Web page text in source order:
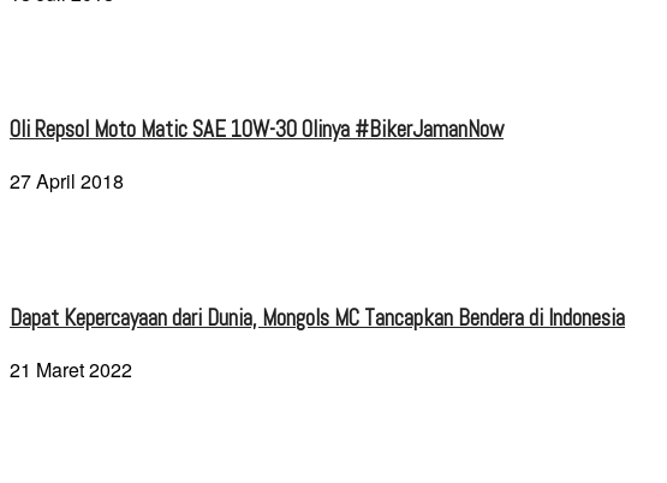
Oli Repsol Moto Matic SAE 10W-30 Olinya #BikerJamanNow
27 April 2018
Dapat Kepercayaan dari Dunia, Mongols MC Tancapkan Bendera di Indonesia
21 Maret 2022